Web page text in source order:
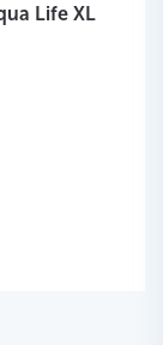
Life XL